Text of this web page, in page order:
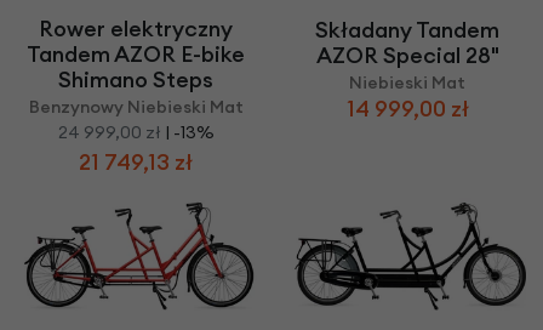
Rower elektryczny
Tandem AZOR E-bike
Shimano Steps
Benzynowy Niebieski Mat
24 999,00 zł | -13%
21 749,13 zł
Składany Tandem
AZOR Special 28"
Niebieski Mat
14 999,00 zł